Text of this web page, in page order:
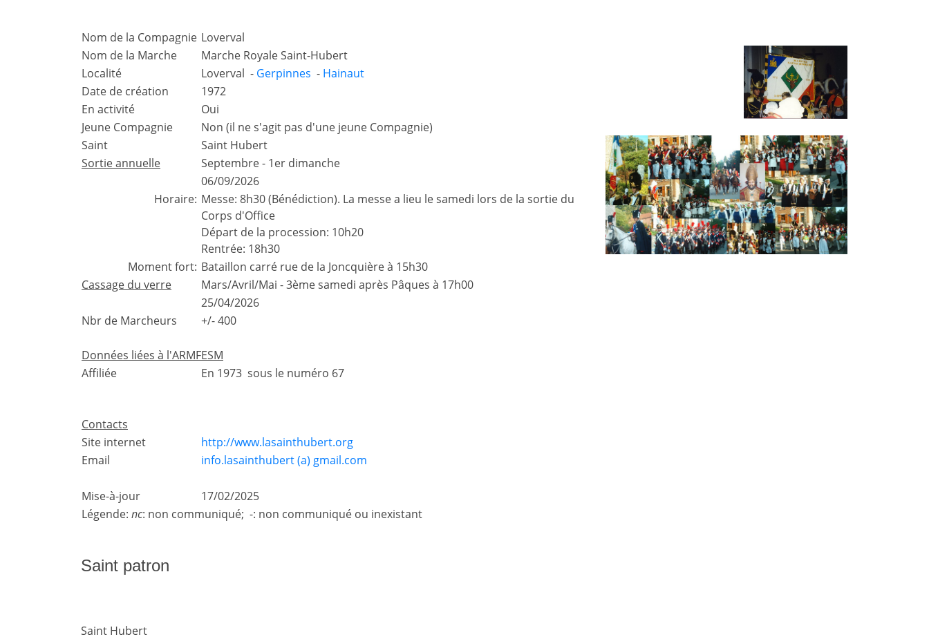
Nom de la Compagnie Loverval
Nom de la Marche
Marche Royale Saint-Hubert
Localité
Loverval - Gerpinnes - Hainaut
Date de création
1972
En activité
Oui
Jeune Compagnie
Non (il ne s'agit pas d'une jeune Compagnie)
Saint
Saint Hubert
Sortie annuelle
Septembre - 1er dimanche
06/09/2026
Horaire: Messe: 8h30 (Bénédiction). La messe a lieu le samedi lors de la sortie du
Corps d'Office
Départ de la procession: 10h20
Rentrée: 18h30
Moment fort: Bataillon carré rue de la Joncquière à 15h30
Cassage du verre
Mars/Avril/Mai - 3ème samedi après Pâques à 17h00
25/04/2026
Nbr de Marcheurs
+/- 400
Données liées à l'ARMFESM
Affiliée
En 1973 sous le numéro 67
Contacts
Site internet
http://www.lasainthubert.org
Email
info.lasainthubert (a) gmail.com
Mise-à-jour
17/02/2025
Légende: nc: non communiqué; -: non communiqué ou inexistant
Saint patron
Saint Hubert